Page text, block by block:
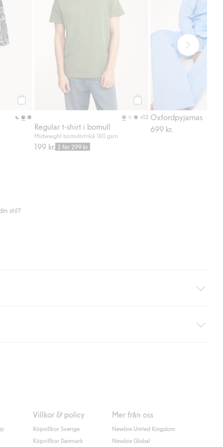
+13
Regular t-shirt i bomull
Midweight bomullstrikå 180 gsm
199 kr. 2 för 299 kr
Oxfordpyjamas
699 kr.
stil?
ej hemleverans). Frakten tas bort per automatik efter du
Villkor & policy
Köpvillkor Sverige
Köpvillkor Danmark
Mer från oss
Newbie United Kingdom
Newbie Global